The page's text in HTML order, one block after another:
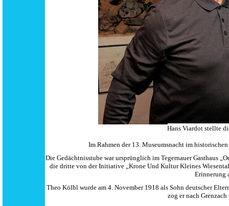
Hans Viardot stellte
Im Rahmen der 13. Museumsnacht im
Die Gedächtnisstube war ursprünglich im Tegernauer Gasthaus
die dritte von der Initiative „Krone Und Kultur Kleines
Erinnerung
Theo Kölbl wurde am 4. November 1918 als Sohn deutscher
zog er nach